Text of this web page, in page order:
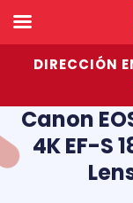
DIRECCIÓN
Canon
4K EF-S